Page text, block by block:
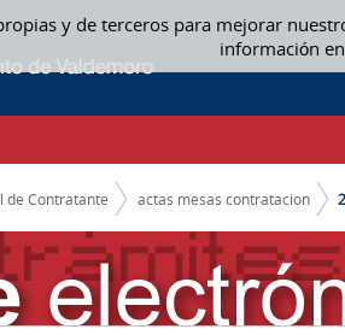
y de terceros para mejorar
información
de Contratante actas mesas contratacion